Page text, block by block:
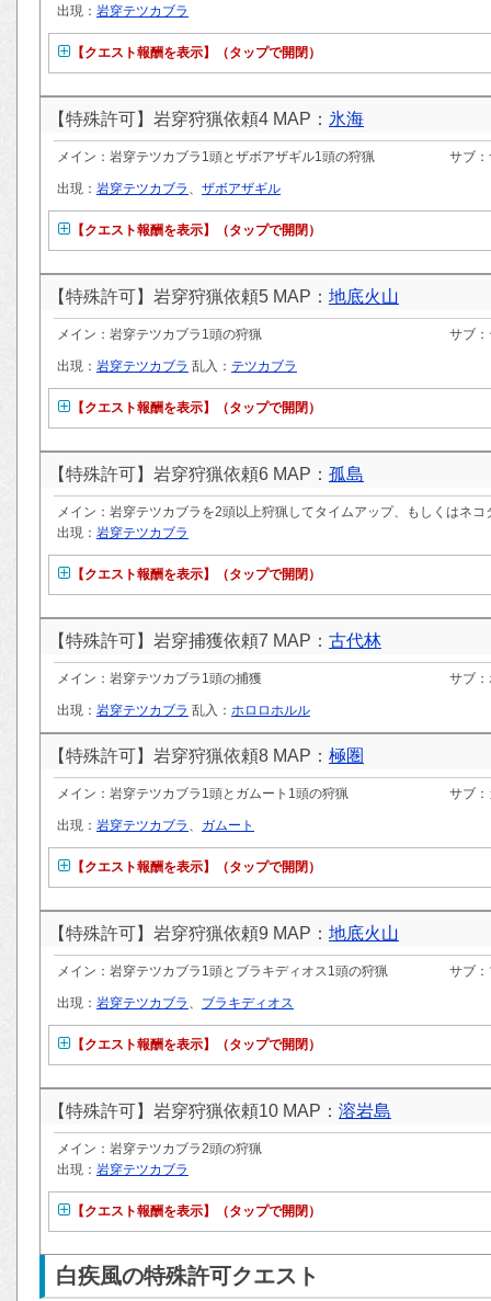
出現： 岩穿テツカブラ
【クエスト報酬を表示】（タップで開閉）
【特殊許可】岩穿狩猟依頼4 MAP： 氷海
メイン：岩穿テツカブラ1頭とザボアザギル1頭の狩猟 サブ
出現： 岩穿テツカブラ 、 ザボアザギル
【クエスト報酬を表示】（タップで開閉）
【特殊許可】岩穿狩猟依頼5 MAP： 地底火山
メイン：岩穿テツカブラ1頭の狩猟 サブ
出現： 岩穿テツカブラ 乱入： テツカブラ
【クエスト報酬を表示】（タップで開閉）
【特殊許可】岩穿狩猟依頼6 MAP： 孤島
メイン：岩穿テツカブラを2頭以上狩猟してタイムアップ、もしくはネコ
出現： 岩穿テツカブラ
【クエスト報酬を表示】（タップで開閉）
【特殊許可】岩穿捕獲依頼7 MAP： 古代林
メイン：岩穿テツカブラ1頭の捕獲 サブ
出現： 岩穿テツカブラ 乱入： ホロロホルル
【特殊許可】岩穿狩猟依頼8 MAP： 極圏
メイン：岩穿テツカブラ1頭とガムート1頭の狩猟 サブ
出現： 岩穿テツカブラ 、 ガムート
【クエスト報酬を表示】（タップで開閉）
【特殊許可】岩穿狩猟依頼9 MAP： 地底火山
メイン：岩穿テツカブラ1頭とブラキディオス1頭の狩猟 サブ
出現： 岩穿テツカブラ 、 ブラキディオス
【クエスト報酬を表示】（タップで開閉）
【特殊許可】岩穿狩猟依頼10 MAP： 溶岩島
メイン：岩穿テツカブラ2頭の狩猟
出現： 岩穿テツカブラ
【クエスト報酬を表示】（タップで開閉）
白疾風の特殊許可クエスト